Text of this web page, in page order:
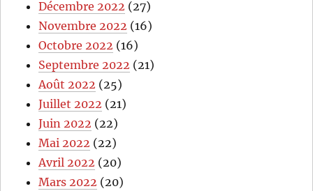
Décembre 2022 (27)
Novembre 2022 (16)
Octobre 2022 (16)
Septembre 2022 (21)
Août 2022 (25)
Juillet 2022 (21)
Juin 2022 (22)
Mai 2022 (22)
Avril 2022 (20)
Mars 2022 (20)